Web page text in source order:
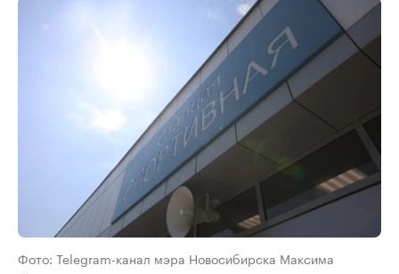
Фото: Telegram-канал мэра Новосибирска Максима